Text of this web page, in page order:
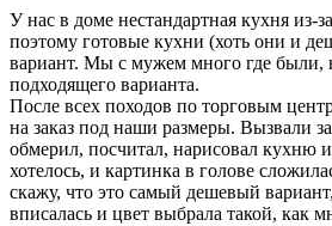
У нас в доме нестандартная кухня из-
поэтому готовые кухни (хоть они и
вариант. Мы с мужем много где были,
подходящего варианта.
После всех походов по торговым
на заказ под наши размеры. Вызвали
обмерил, посчитал, нарисовал кухню
хотелось, и картинка в голове
скажу, что это самый дешевый
вписалась и цвет выбрала такой, как